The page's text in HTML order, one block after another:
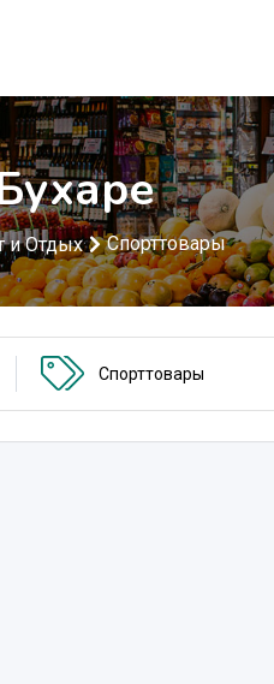
и Отдых Спорттовары
Спорттовары